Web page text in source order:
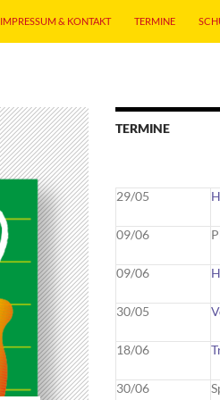
IMPRESSUM & KONTAKT TERMINE
TERMINE
29/05
09/06 P
09/06
30/05
18/06
30/06